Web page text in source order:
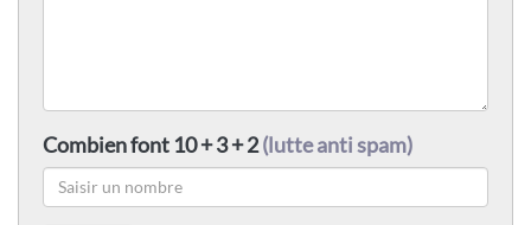
Combien font 10 + 3 + 2(lutte anti spam)